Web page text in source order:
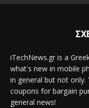
iTechNews.gr is a
what's new in mobile
in general but not
coupons for bargain
general news!